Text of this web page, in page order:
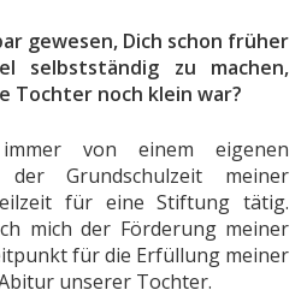
gewesen, Dich schon früher
selbstständig zu machen,
Tochter noch klein war?
von einem eigenen
der Grundschulzeit meiner
für eine Stiftung tätig.
mich der Förderung meiner
für die Erfüllung meiner
unserer Tochter.